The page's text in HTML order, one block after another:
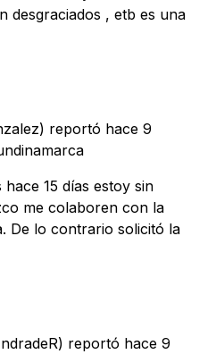
desgraciados , etb es una
reportó hace 9
15 días estoy sin
me colaboren con la
De lo contrario solicitó la
reportó hace 9